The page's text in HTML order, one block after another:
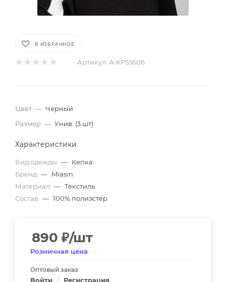
В ИЗБРАННОЕ
Артикул: A-KP55606
Цвет — Черный
Размер — Унив. (3 шт)
Характеристики
Вид одежды — Кепка
Бренд — Miasin
Материал — Текстиль
Состав — 100% полиэстер
890 ₽/шт
Розничная цена
Оптовый заказ
Войти / Регистрация